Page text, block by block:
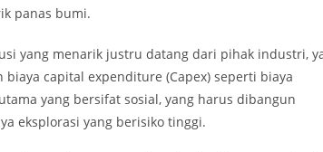
panas bumi.
yang menarik justru datang dari pihak industri,
capital expenditure (Capex) seperti biaya
yang bersifat sosial, yang harus dibangun
eksplorasi yang berisiko tinggi.